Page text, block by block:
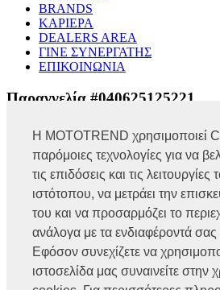
Η MOTOTREND χρησιμοποιεί
παρόμοιες τεχνολογίες για να
τις επιδόσεις και τις λειτουργίες
ιστότοπου, να μετράει την
του και να προσαρμόζει το
ανάλογα με τα ενδιαφέροντά σας
Εφόσον συνεχίζετε να
ιστοσελίδα μας συναινείτε στην
BRANDS
ΚΑΡΙΕΡΑ
DEALERS AREA
ΓΙΝΕ ΣΥΝΕΡΓΑΤΗΣ
ΕΠΙΚΟΙΝΩΝΙΑ
Παραγγελία #040625125221
Βρυούλων 56, Ν. Φιλαδέλφεια,
14341, Αθήνα
Αρ. Γ.Ε.ΜΗ 002466101000
2102585991
Φαξ.:2102585993
Ε-mail:info@mototrend.gr
Μάθετε Περισσότερα
Η Εταιρεία